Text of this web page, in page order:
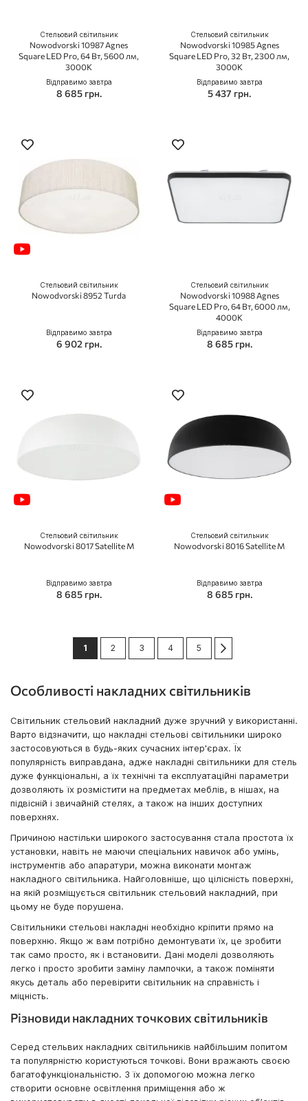
Стельовий світильник
Nowodvorski 10987 Agnes
Square LED Pro, 64 Вт, 5600 лм,
3000K
Відправимо завтра
8 685 грн.
Стельовий світильник
Nowodvorski 10985 Agnes
Square LED Pro, 32 Вт, 2300 лм,
3000K
Відправимо завтра
5 437 грн.
Стельовий світильник
Nowodvorski 8952 Turda
Відправимо завтра
6 902 грн.
Стельовий світильник
Nowodvorski 10988 Agnes
Square LED Pro, 64 Вт, 6000 лм,
4000K
Відправимо завтра
8 685 грн.
Стельовий світильник
Nowodvorski 8017 Satellite M
Відправимо завтра
8 685 грн.
Стельовий світильник
Nowodvorski 8016 Satellite M
Відправимо завтра
8 685 грн.
You're currently reading page
1 Сторінка
2 Сторінка
3 Сторінка
4 Сторінка
5 Сторінка
Далі
Особливості накладних світильників
Світильник стельовий накладний дуже зручний у використанні.
Варто відзначити, що накладні стельові світильники широко
застосовуються в будь-яких сучасних інтер'єрах. Їх
популярність виправдана, адже накладні світильники для стель
дуже функціональні, а їх технічні та експлуатаційні параметри
дозволяють їх розмістити на предметах меблів, в нішах, на
підвісній і звичайній стелях, а також на інших доступних
поверхнях.
Причиною настільки широкого застосування стала простота їх
установки, навіть не маючи спеціальних навичок або умінь,
інструментів або апаратури, можна виконати монтаж
накладного світильника. Найголовніше, що цілісність поверхні,
на якій розміщується світильник стельовий накладний, при
цьому не буде порушена.
Світильники стельові накладні необхідно кріпити прямо на
поверхню. Якщо ж вам потрібно демонтувати їх, це зробити
так само просто, як і встановити. Дані моделі дозволяють
легко і просто зробити заміну лампочки, а також поміняти
якусь деталь або перевірити світильник на справність і
міцність.
Різновиди накладних точкових світильників
Серед стельвих накладних світильників найбільшим попитом
та популярністю користуються точкові. Вони вражають своєю
багатофункціональністю. З їх допомогою можна легко
створити основне освітлення приміщення або ж